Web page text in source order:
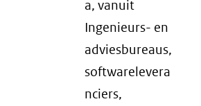
a, vanuit
Ingenieurs- en
adviesbureaus,
softwarelevera
nciers,